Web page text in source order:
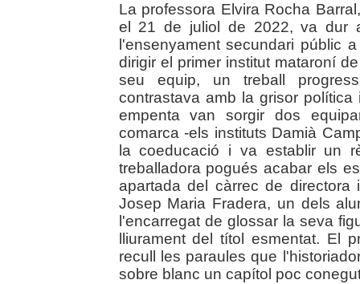
La professora Elvira Rocha
el 21 de juliol de 2022, va dur
l'ensenyament secundari públic
dirigir el primer institut mataroní
seu equip, un treball
contrastava amb la grisor
empenta van sorgir dos
comarca -els instituts Damià
la coeducació i va establir un
treballadora pogués acabar els
apartada del càrrec de
Josep Maria Fradera, un dels
l'encarregat de glossar la seva
lliurament del títol esmentat. El
recull les paraules que
sobre blanc un capítol poc